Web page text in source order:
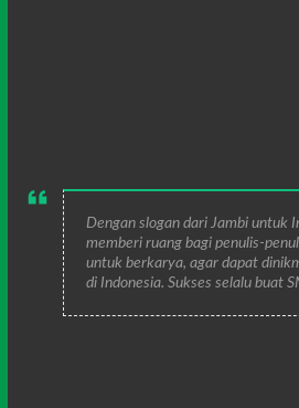
Dengan slogan dari Jambi untuk
memberi ruang bagi penulis-
untuk berkarya, agar dapat
di Indonesia. Sukses selalu buat